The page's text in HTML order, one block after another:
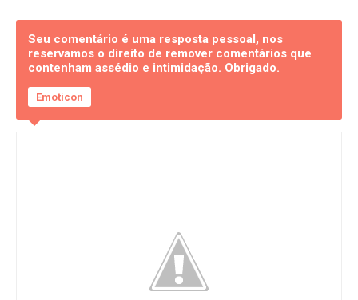
Seu comentário é uma resposta pessoal, nos
reservamos o direito de remover comentários que
contenham assédio e intimidação. Obrigado.
Emoticon